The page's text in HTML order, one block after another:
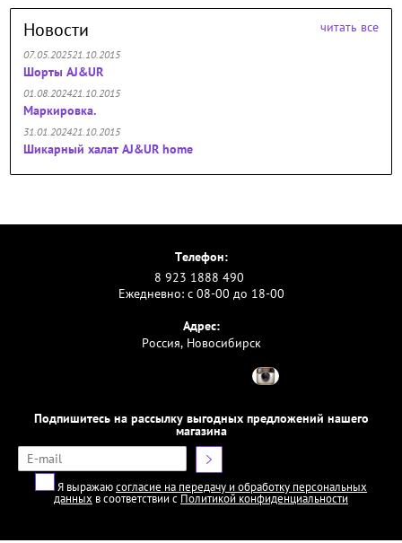
Новости читать все
07.05.202521.10.2015
Шорты AJ&UR
01.08.202421.10.2015
Маркировка.
31.01.202421.10.2015
Шикарный халат AJ&UR home
Телефон:
8 923 1888 490
Ежедневно: с 08-00 до 18-00
Адрес:
Россия, Новосибирск
Подпишитесь на рассылку выгодных предложений нашего
магазина
Я выражаюсогласие на передачу и обработку персональных
данных в соответствии с Политикой конфиденциальности